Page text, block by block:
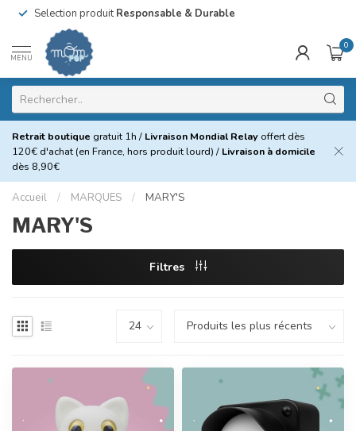
Selection produitResponsable & Durable
MENU
0
Retrait boutique gratuit 1h / Livraison Mondial Relay offert dès
120€ d'achat (en France, hors produit lourd) / Livraison à domicile
dès 8,90€
Accueil / MARQUES / MARY'S
MARY'S
Filtres